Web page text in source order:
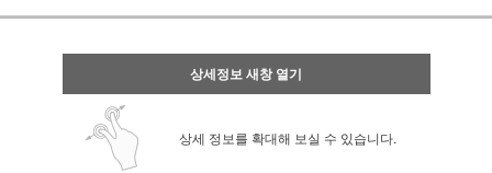
상세정보 새창 열기
상세 정보를 확대해 보실 수 있습니다.